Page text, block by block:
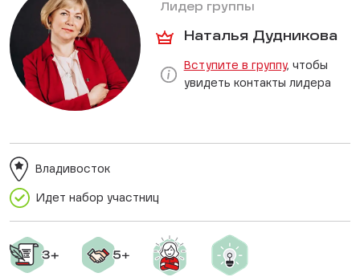
Лидер группы
Наталья Дудникова
Вступите в группу, чтобы
увидеть контакты лидера
Идет набор участниц
Владивосток